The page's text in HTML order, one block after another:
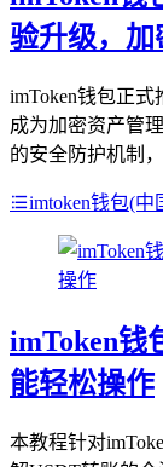
验升级，
imToken钱包正式
成为加密资产管
的安全防护机制
imtoken钱包(中
imToken钱
能轻松操作
本教程针对